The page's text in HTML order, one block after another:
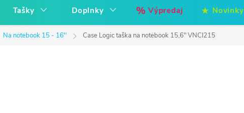
Tašky Doplnky Výpredaj Novinky
Na notebook 15 - 16'' Case Logic taška na notebook 15,6" VNCI215